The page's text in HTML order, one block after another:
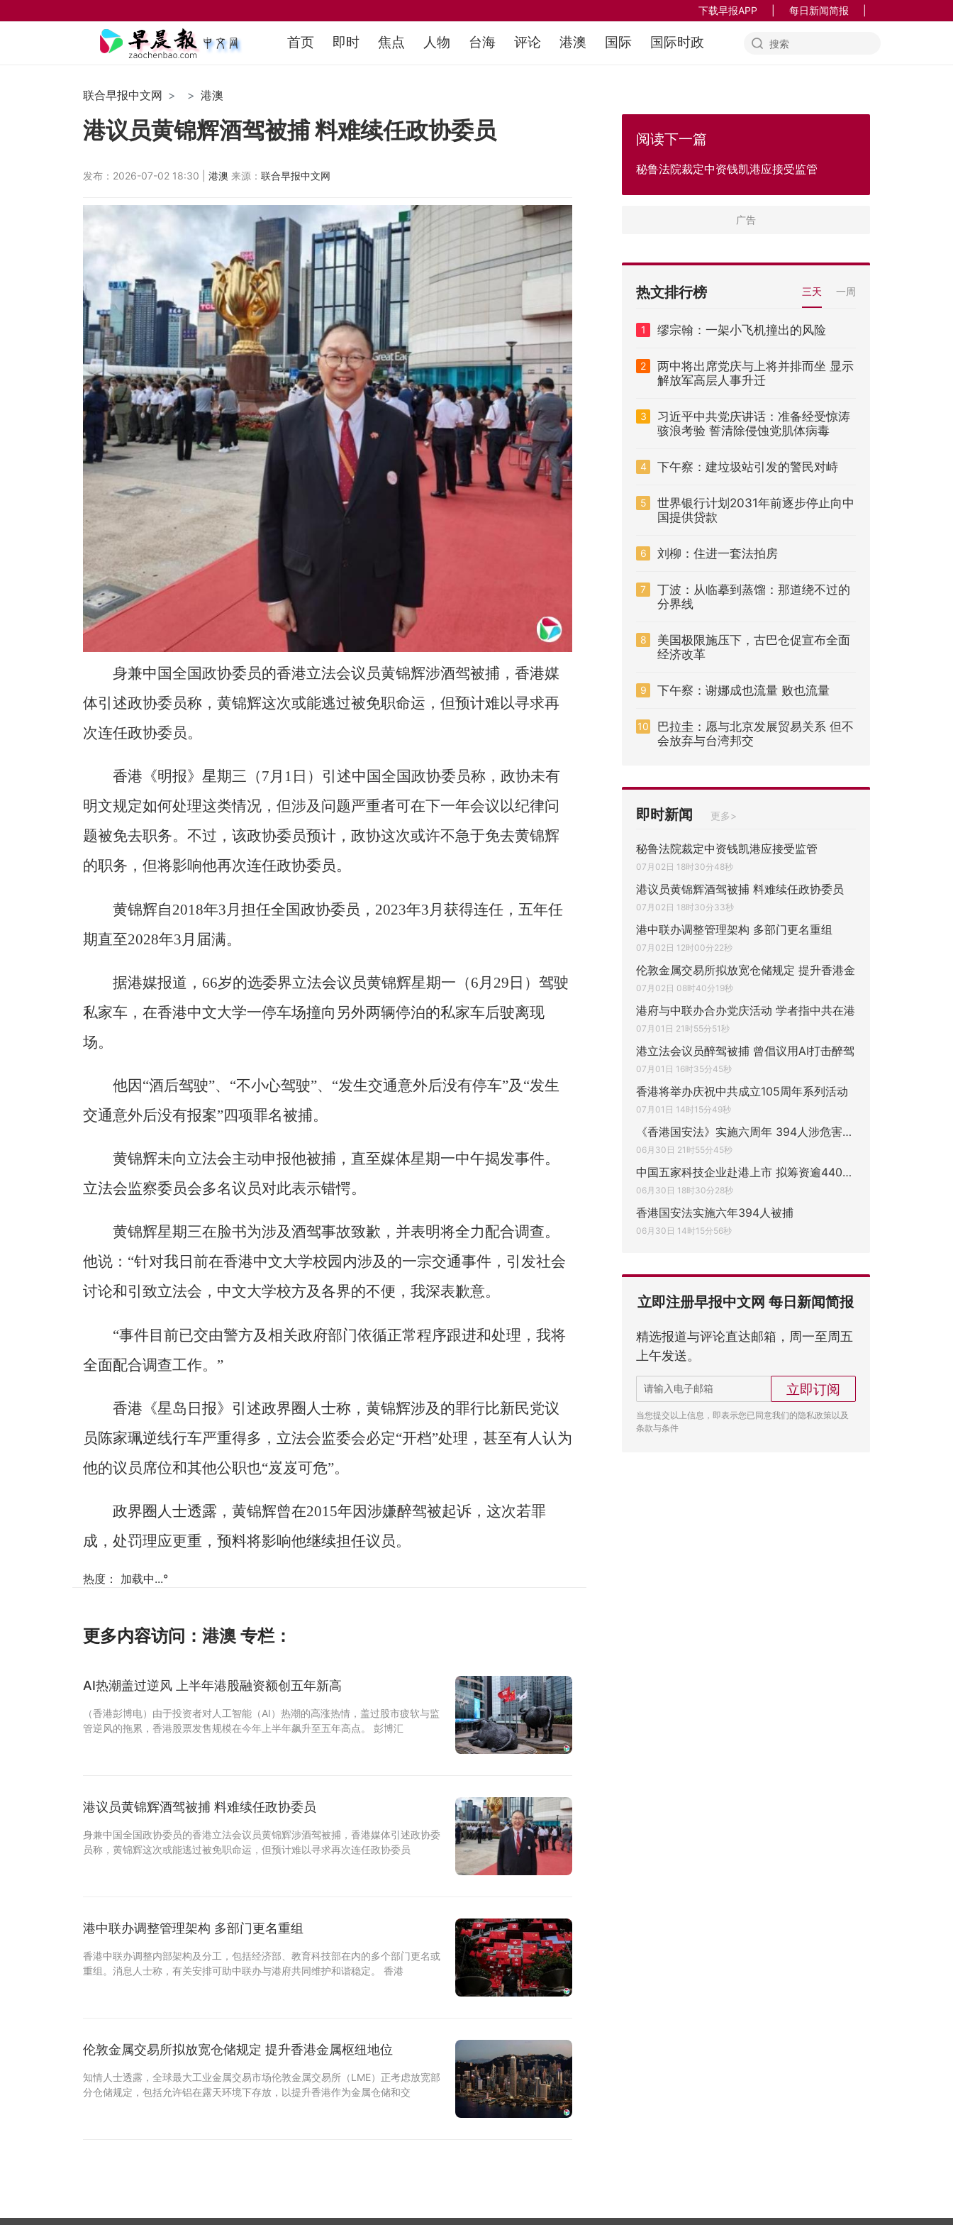
下载早报APP 每日新闻简报
首页 即时 焦点 人物 台海 评论 港澳 国际 国际时政
联合早报中文网 港澳
港议员黄锦辉酒驾被捕 料难续任政协委员
发布：2026-07-02 18:30 | 港澳 来源： 联合早报中文网
身兼中国全国政协委员的香港立法会议员黄锦辉涉酒驾被捕，香港媒
体引述政协委员称，黄锦辉这次或能逃过被免职命运，但预计难以寻求再
次连任政协委员。
香港《明报》星期三（7月1日）引述中国全国政协委员称，政协未有
明文规定如何处理这类情况，但涉及问题严重者可在下一年会议以纪律问
题被免去职务。不过，该政协委员预计，政协这次或许不急于免去黄锦辉
的职务，但将影响他再次连任政协委员。
黄锦辉自2018年3月担任全国政协委员，2023年3月获得连任，五年任
期直至2028年3月届满。
据港媒报道，66岁的选委界立法会议员黄锦辉星期一（6月29日）驾驶
私家车，在香港中文大学一停车场撞向另外两辆停泊的私家车后驶离现
场。
他因“酒后驾驶”、“不小心驾驶”、“发生交通意外后没有停车”及“发生
交通意外后没有报案”四项罪名被捕。
黄锦辉未向立法会主动申报他被捕，直至媒体星期一中午揭发事件。
立法会监察委员会多名议员对此表示错愕。
黄锦辉星期三在脸书为涉及酒驾事故致歉，并表明将全力配合调查。
他说：“针对我日前在香港中文大学校园内涉及的一宗交通事件，引发社会
讨论和引致立法会，中文大学校方及各界的不便，我深表歉意。
“事件目前已交由警方及相关政府部门依循正常程序跟进和处理，我将
全面配合调查工作。”
香港《星岛日报》引述政界圈人士称，黄锦辉涉及的罪行比新民党议
员陈家珮逆线行车严重得多，立法会监委会必定“开档”处理，甚至有人认为
他的议员席位和其他公职也“岌岌可危”。
政界圈人士透露，黄锦辉曾在2015年因涉嫌醉驾被起诉，这次若罪
成，处罚理应更重，预料将影响他继续担任议员。
热度： 加载中...°
更多内容访问： 港澳 专栏：
AI热潮盖过逆风 上半年港股融资额创五年新高
（香港彭博电）由于投资者对人工智能（AI）热潮的高涨热情，盖过股市疲软与监
管逆风的拖累，香港股票发售规模在今年上半年飙升至五年高点。 彭博汇
港议员黄锦辉酒驾被捕 料难续任政协委员
身兼中国全国政协委员的香港立法会议员黄锦辉涉酒驾被捕，香港媒体引述政协委
员称，黄锦辉这次或能逃过被免职命运，但预计难以寻求再次连任政协委员
港中联办调整管理架构 多部门更名重组
香港中联办调整内部架构及分工，包括经济部、教育科技部在内的多个部门更名或
重组。消息人士称，有关安排可助中联办与港府共同维护和谐稳定。 香港
伦敦金属交易所拟放宽仓储规定 提升香港金属枢纽地位
知情人士透露，全球最大工业金属交易市场伦敦金属交易所（LME）正考虑放宽部
分仓储规定，包括允许铝在露天环境下存放，以提升香港作为金属仓储和交
阅读下一篇
秘鲁法院裁定中资钱凯港应接受监管
热文排行榜 三天 一周
1 缪宗翰：一架小飞机撞出的风险
2
两中将出席党庆与上将并排而坐 显示
解放军高层人事升迁
3
习近平中共党庆讲话：准备经受惊涛
骇浪考验 誓清除侵蚀党肌体病毒
4 下午察：建垃圾站引发的警民对峙
5
世界银行计划2031年前逐步停止向中
国提供贷款
6 刘柳：住进一套法拍房
7
丁波：从临摹到蒸馏：那道绕不过的
分界线
8
美国极限施压下，古巴仓促宣布全面
经济改革
9 下午察：谢娜成也流量 败也流量
10
巴拉圭：愿与北京发展贸易关系 但不
会放弃与台湾邦交
即时新闻 更多>
秘鲁法院裁定中资钱凯港应接受监管
07月02日 18时30分48秒
港议员黄锦辉酒驾被捕 料难续任政协委员
07月02日 18时30分33秒
港中联办调整管理架构 多部门更名重组
07月02日 12时00分22秒
伦敦金属交易所拟放宽仓储规定 提升香港金
07月02日 08时40分19秒
港府与中联办合办党庆活动 学者指中共在港
07月01日 21时55分51秒
港立法会议员醉驾被捕 曾倡议用AI打击醉驾
07月01日 16时35分45秒
香港将举办庆祝中共成立105周年系列活动
07月01日 14时15分49秒
《香港国安法》实施六周年 394人涉危害国家
06月30日 21时55分45秒
中国五家科技企业赴港上市 拟筹资逾440亿港
06月30日 18时30分28秒
香港国安法实施六年394人被捕
06月30日 14时15分56秒
立即注册早报中文网 每日新闻简报
精选报道与评论直达邮箱，周一至周五
上午发送。
立即订阅
当您提交以上信息，即表示您已同意我们的隐私政策以及
条款与条件